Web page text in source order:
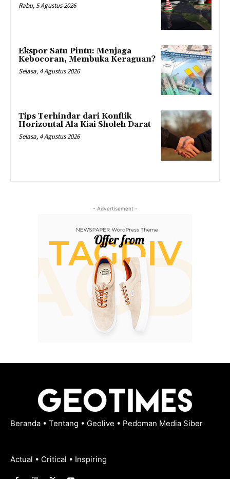
Rabu, 5 Agustus 2026
Ekspor Satu Pintu: Menjaga
Kebocoran, Membuka Keraguan?
Selasa, 4 Agustus 2026
Tips Terhindar dari Konflik
Horizontal Ala Kiai Sholeh Darat
Selasa, 4 Agustus 2026
- Advertisement -
Beranda • Tentang • Geolive • Pedoman Media Siber
Actual • Critical • Inspiring